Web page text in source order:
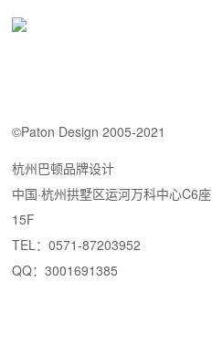
©Paton Design 2005-2021
杭州巴顿品牌设计
中国·杭州拱墅区运河万科中心C6座
15F
TEL：0571-87203952
QQ：3001691385